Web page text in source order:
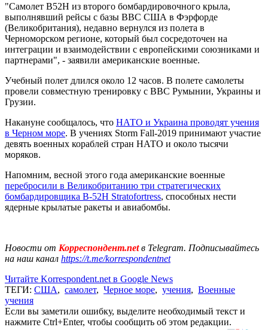
"Самолет B52Н из второго бомбардировочного крыла,
выполнявший рейсы с базы ВВС США в Фэрфорде
(Великобритания), недавно вернулся из полета в
Черноморском регионе, который был сосредоточен на
интеграции и взаимодействии с европейскими союзниками и
партнерами", - заявили американские военные.
Учебный полет длился около 12 часов. В полете самолеты
провели совместную тренировку с ВВС Румынии, Украины и
Грузии.
Накануне сообщалось, что НАТО и Украина проводят учения
в Черном море. В учениях Storm Fall-2019 принимают участие
девять военных кораблей стран НАТО и около тысячи
моряков.
Напомним, весной этого года американские военные
перебросили в Великобританию три стратегических
бомбардировщика B-52H Stratofortress, способных нести
ядерные крылатые ракеты и авиабомбы.
Новости от Корреспондент.netв Telegram. Подписывайтесь
на наш канал https://t.me/korrespondentnet
Читайте Korrespondent.net в Google News
ТЕГИ: США, самолет, Черное море, учения, Военные
учения
Если вы заметили ошибку, выделите необходимый текст и
нажмите Ctrl+Enter, чтобы сообщить об этом редакции.